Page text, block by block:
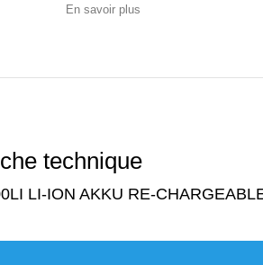
En savoir plus
technique
LI-ION AKKU RE-